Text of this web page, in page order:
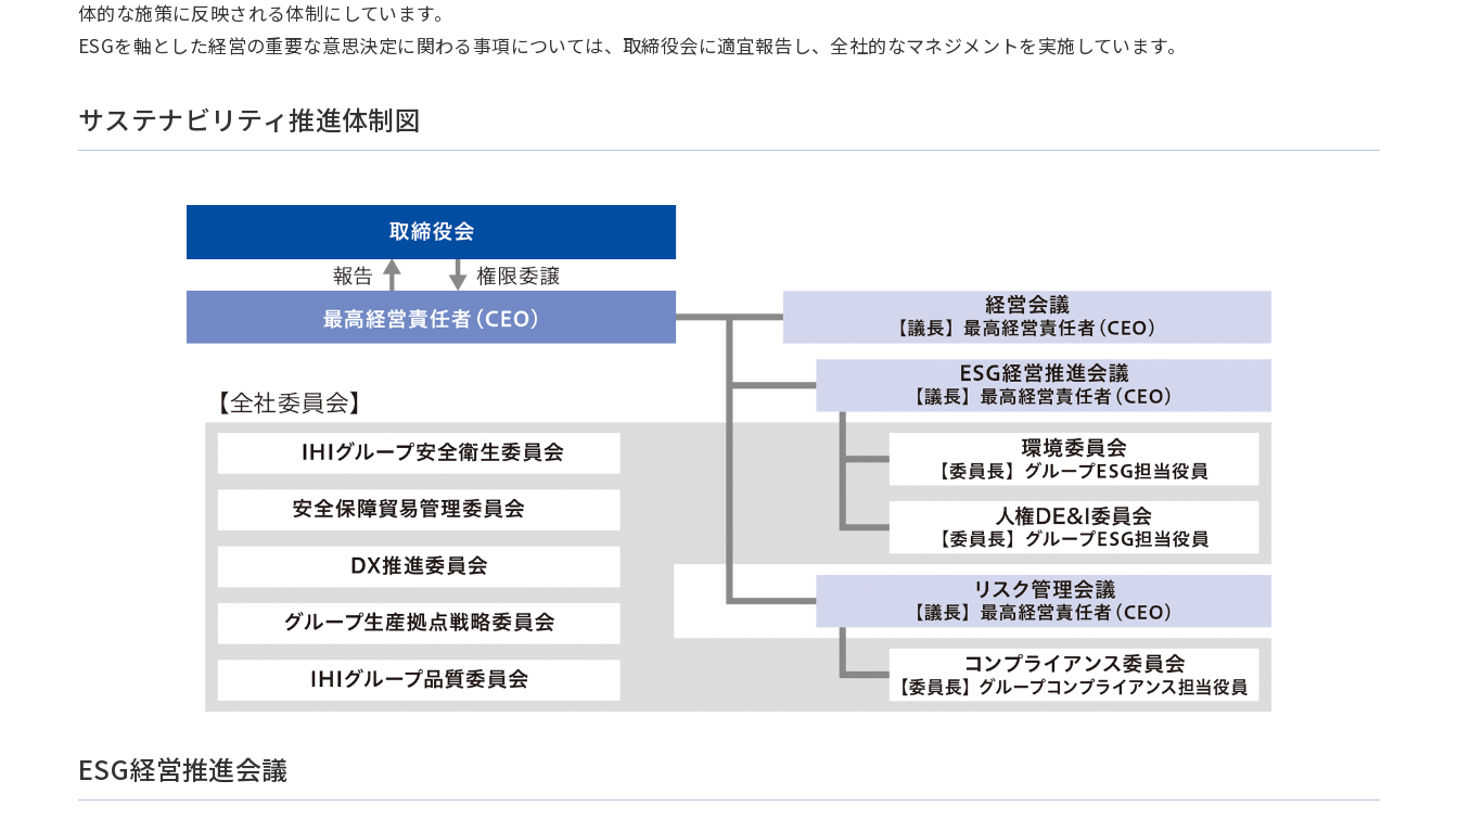
体的な施策に反映される体制にしています。
ESGを軸とした経営の重要な意思決定に関わる事項については、取締役会に適宜報告し、全社的なマネジメントを実施しています。
サステナビリティ推進体制図
ESG経営推進会議